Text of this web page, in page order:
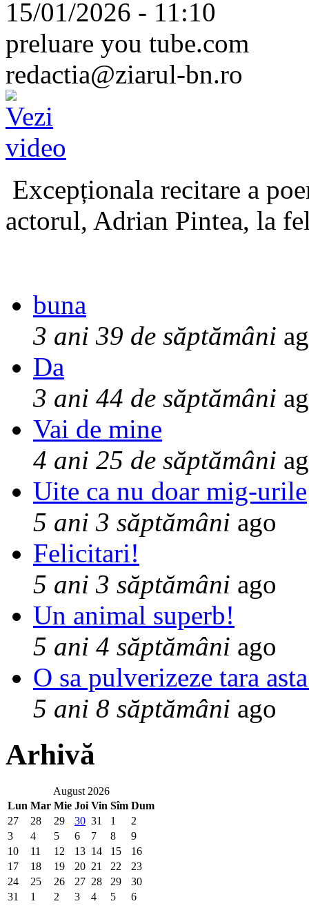
15/01/2026 - 11:10
preluare you tube.com
redactia@ziarul-bn.ro
Excepționala recitare a
actorul, Adrian Pintea, la
buna
3 ani 39 de săptămâni
Da
3 ani 44 de săptămâni
Vai de mine
4 ani 25 de săptămâni
Uite ca nu doar mig-urile
5 ani 3 săptămâni ago
Felicitari!
5 ani 3 săptămâni ago
Un animal superb!
5 ani 4 săptămâni ago
O sa pulverizeze tara
5 ani 8 săptămâni ago
Arhivă
August 2026
Lun Mar Mie Joi Vin Sîm Dum
27
28 29 30 31 1
2
3
4 5 6 7 8
9
10
11 12 13 14 15
16
17
18 19 20 21 22
23
24
25 26 27 28 29
30
31
1 2 3 4 5 6